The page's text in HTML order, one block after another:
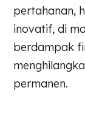
pertahanan,
inovatif, di
berdampak
permanen.